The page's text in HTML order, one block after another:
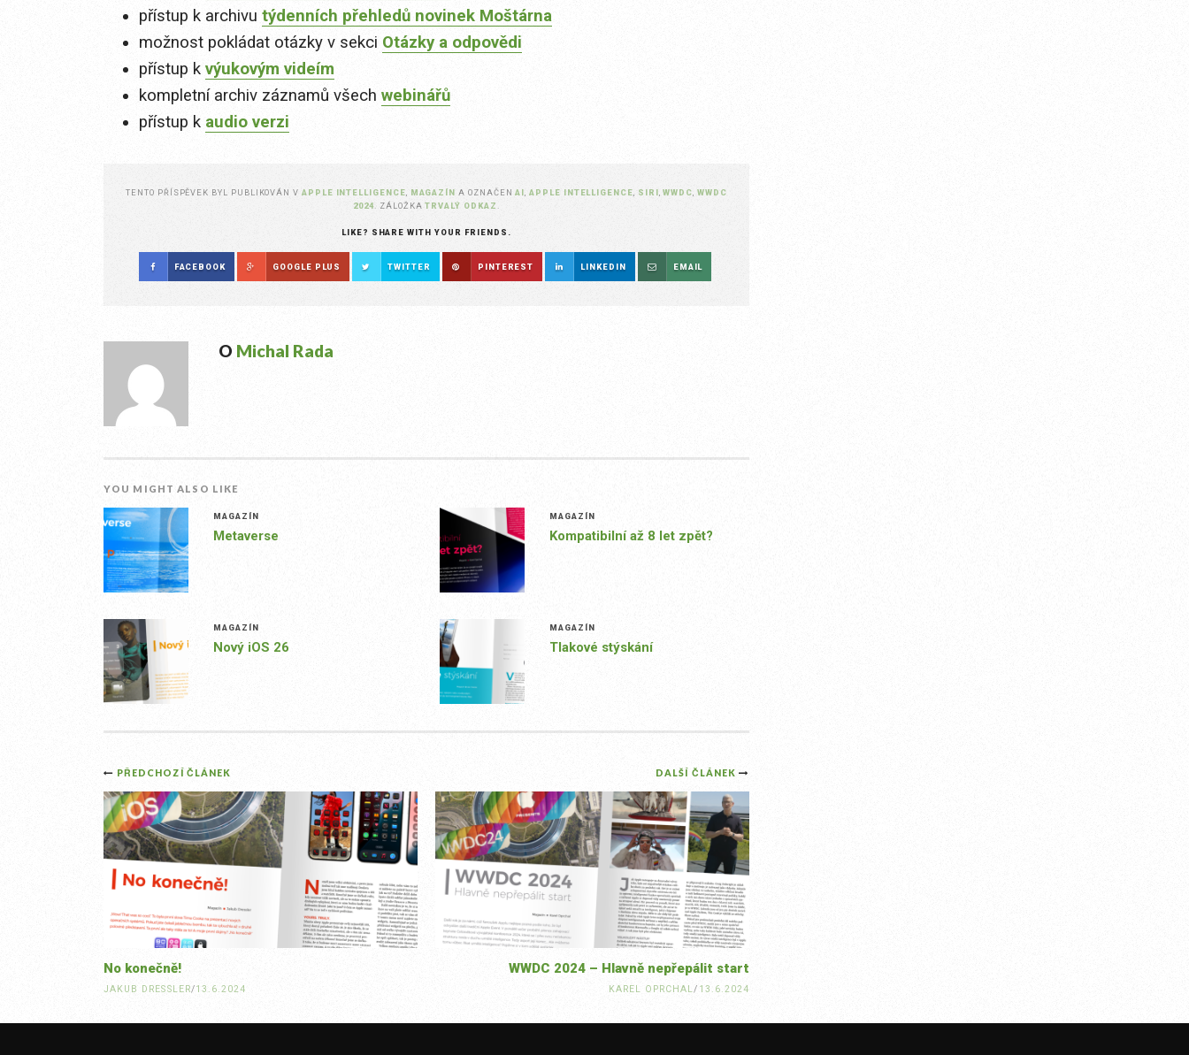
přístup k archivu týdenních přehledů novinek Moštárna
možnost pokládat otázky v sekci Otázky a odpovědi
přístup k výukovým videím
kompletní archiv záznamů všech webinářů
přístup k audio verzi
TENTO PŘÍSPĚVEK BYL PUBLIKOVÁN V APPLE INTELLIGENCE MAGAZÍN A OZNAČENAI ,APPLE INTELLIGENCE SIRI ,WWDC ,WWDC
2024 . ZÁLOŽKATRVALÝ ODKAZ
LIKE? SHARE WITH YOUR FRIENDS.
FACEBOOK GOOGLE PLUS TWITTER PINTEREST LINKEDIN EMAIL
O Michal Rada
YOU MIGHT ALSO LIKE
MAGAZÍN
Metaverse
MAGAZÍN
Kompatibilní až 8 let zpět?
MAGAZÍN
Nový iOS 26
MAGAZÍN
Tlakové stýskání
Post
navigation
DALŠÍ ČLÁNEK
WWDC 2024 – Hlavně nepřepálit start
KAREL OPRCHAL/ 13.6.2024
PŘEDCHOZÍ ČLÁNEK
No konečně!
JAKUB DRESSLER/13.6.2024